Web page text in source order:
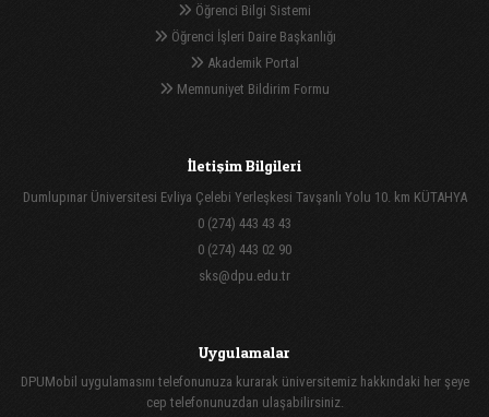
Öğrenci Bilgi Sistemi
Öğrenci İşleri Daire Başkanlığı
Akademik Portal
Memnuniyet Bildirim Formu
İletişim Bilgileri
Dumlupınar Üniversitesi Evliya Çelebi Yerleşkesi Tavşanlı Yolu 10. km KÜTAHYA
0 (274) 443 43 43
0 (274) 443 02 90
sks@dpu.edu.tr
Uygulamalar
DPUMobil uygulamasını telefonunuza kurarak üniversitemiz hakkındaki her şeye
cep telefonunuzdan ulaşabilirsiniz.